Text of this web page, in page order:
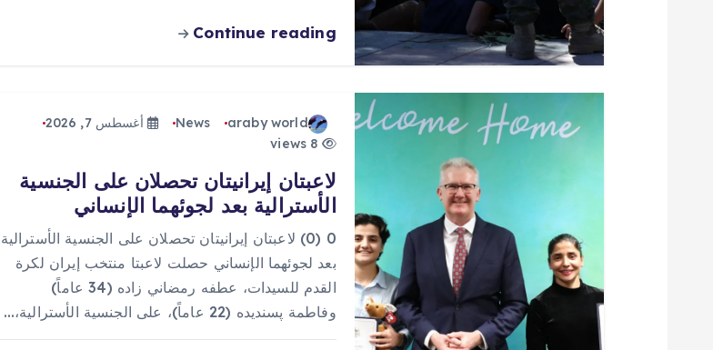
Continue reading
araby world
News
أغسطس 7, 2026
لاعبتان إيرانيتان تحصلان على الجنسية
الأسترالية بعد لجوئهما الإنساني
0 (0) لاعبتان إيرانيتان تحصلان على الجنسية الأسترالية
بعد لجوئهما الإنساني حصلت لاعبتا منتخب إيران لكرة
القدم للسيدات، عطفه رمضاني زاده (34 عاماً)
وفاطمة پسنديده (22 عاماً)، على الجنسية الأسترالية،…